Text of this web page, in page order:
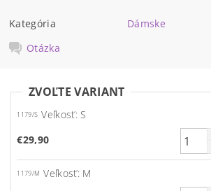
Kategória
Dámske
Otázka
ZVOĽTE VARIANT
1179/S Veľkosť: S
€29,90
1179/M Veľkosť: M